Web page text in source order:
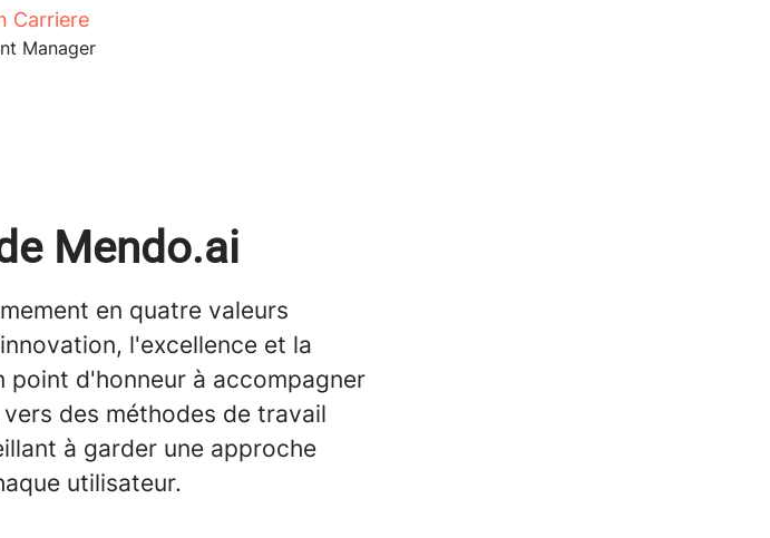
Carriere
Manager
Mendo.ai
en quatre valeurs
l'excellence et la
point d'honneur à accompagner
des méthodes de travail
à garder une approche
utilisateur.